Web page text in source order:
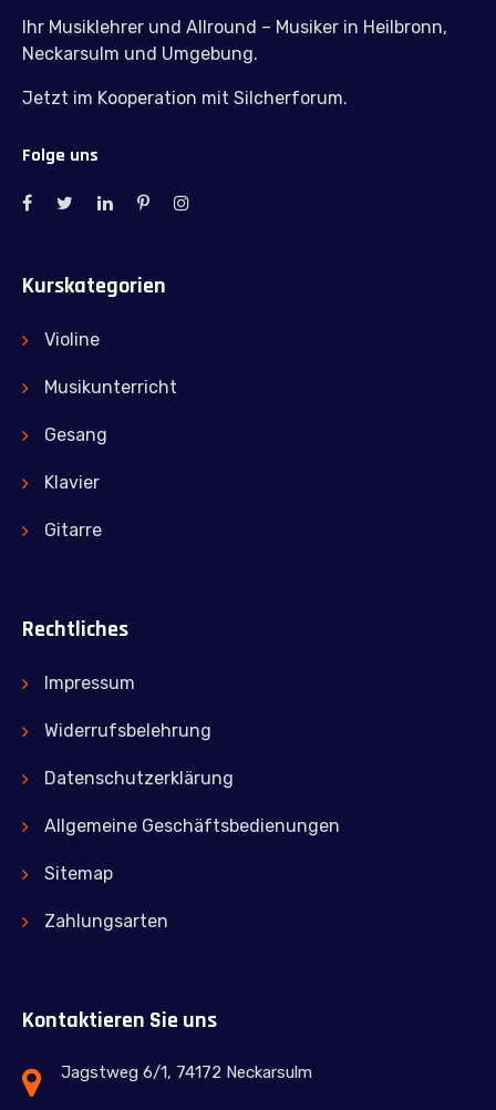
Ihr Musiklehrer und Allround – Musiker in Heilbronn,
Neckarsulm und Umgebung.
Jetzt im Kooperation mit Silcherforum.
Folge uns
Kurskategorien
Violine
Musikunterricht
Gesang
Klavier
Gitarre
Rechtliches
Impressum
Widerrufsbelehrung
Datenschutzerklärung
Allgemeine Geschäftsbedienungen
Sitemap
Zahlungsarten
Kontaktieren Sie uns
Jagstweg 6/1, 74172 Neckarsulm